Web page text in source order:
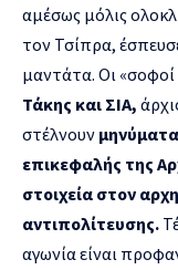
αμέσως μόλις
τον Τσίπρα,
μαντάτα. Οι
Τάκης και ΣΙΑ,
στέλνουν μηνύματα
επικεφαλής της
στοιχεία στον
αντιπολίτευσης.
αγωνία είναι